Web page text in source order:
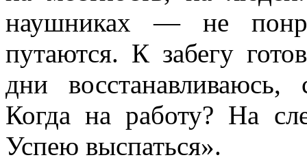
наушниках — не
путаются. К забегу
дни
Когда на работу? На
Успею выспаться».